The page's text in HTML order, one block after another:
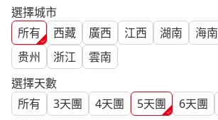
選擇城市
所有
西藏 廣西 江西 湖南 海南
贵州
浙江
雲南
選擇天數
所有
3天團 4天團 5天團 6天團